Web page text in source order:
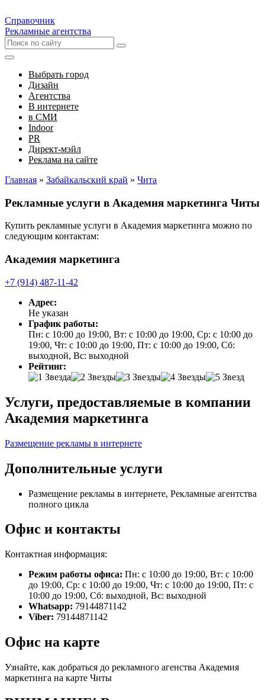
Справочник
Рекламные агентства
Выбрать город
Дизайн
Агентства
В интернете
в СМИ
Indoor
PR
Директ-мэйл
Реклама на сайте
Главная » Забайкальский край » Чита
Рекламные услуги в Академия маркетинга Читы
Купить рекламные услуги в Академия маркетинга можно по
следующим контактам:
Академия маркетинга
+7 (914) 487-11-42
Адрес:
Не указан
График работы:
Пн: с 10:00 до 19:00, Вт: с 10:00 до 19:00, Ср: с 10:00 до
19:00, Чт: с 10:00 до 19:00, Пт: с 10:00 до 19:00, Сб:
выходной, Вс: выходной
Рейтинг:
Услуги, предоставляемые в компании
Академия маркетинга
Размещение рекламы в интернете
Дополнительные услуги
Размещение рекламы в интернете, Рекламные агентства
полного цикла
Офис и контакты
Контактная информация:
Режим работы офиса: Пн: с 10:00 до 19:00, Вт: с 10:00
до 19:00, Ср: с 10:00 до 19:00, Чт: с 10:00 до 19:00, Пт: с
10:00 до 19:00, Сб: выходной, Вс: выходной
Whatsapp: 79144871142
Viber: 79144871142
Офис на карте
Узнайте, как добраться до рекламного агенства Академия
маркетинга на карте Читы